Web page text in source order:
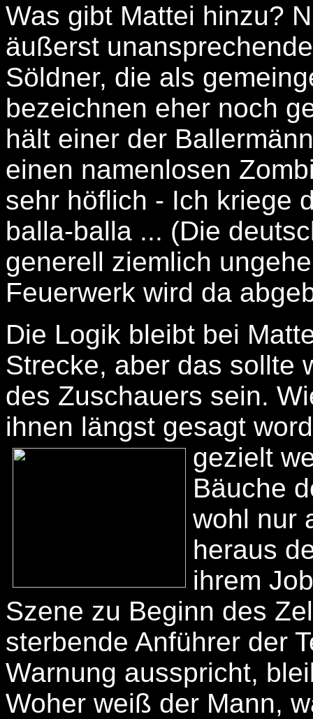
Was gibt Mattei hinzu?
äußerst
Söldner, die als
bezeichnen eher noch
hält einer der
einen namenlosen
sehr höflich - Ich kriege
balla-balla ... (Die
generell ziemlich
Feuerwerk wird da
Die Logik bleibt bei
Strecke, aber das sollte
des Zuschauers sein.
ihnen längst gesagt
gezielt
Bäuche
wohl nur
heraus
ihrem
Szene zu Beginn des
sterbende Anführer der
Warnung ausspricht,
Woher weiß der Mann,